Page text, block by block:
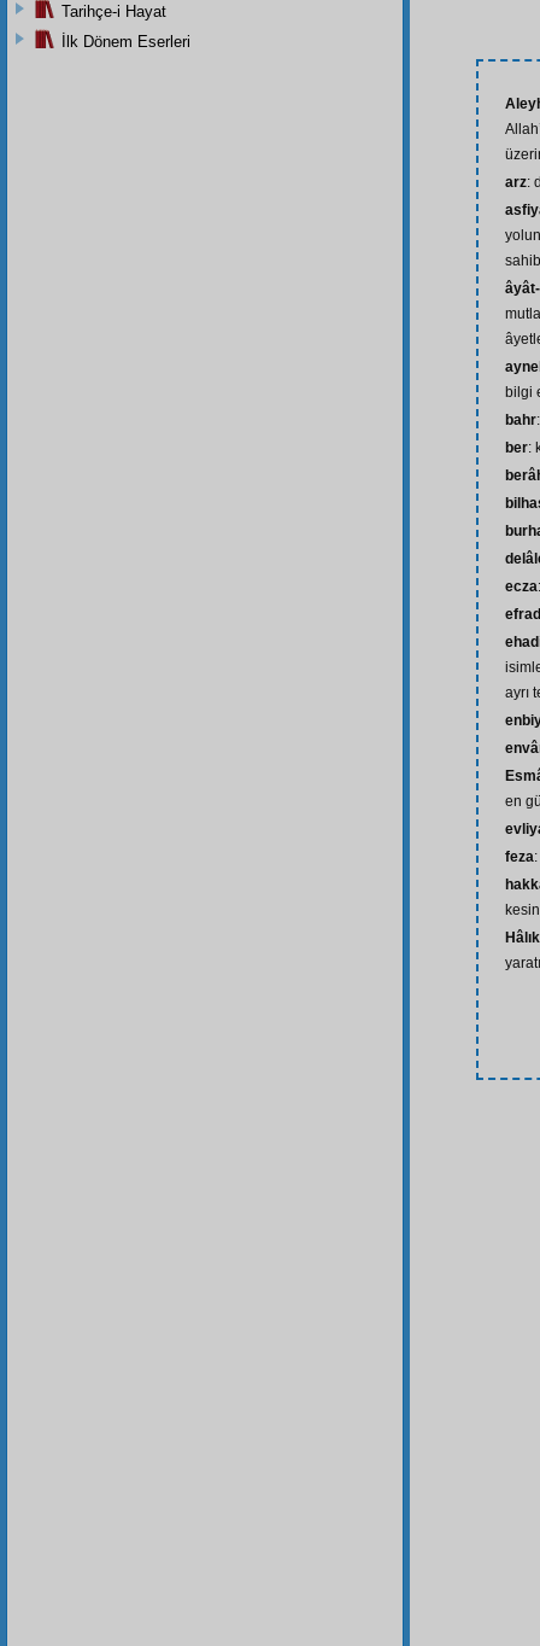
arz:
bilgi
bahr
ber:
ecza
efrad
ayrı
en
feza
Tarihçe-i Hayat
İlk Dönem Eserleri